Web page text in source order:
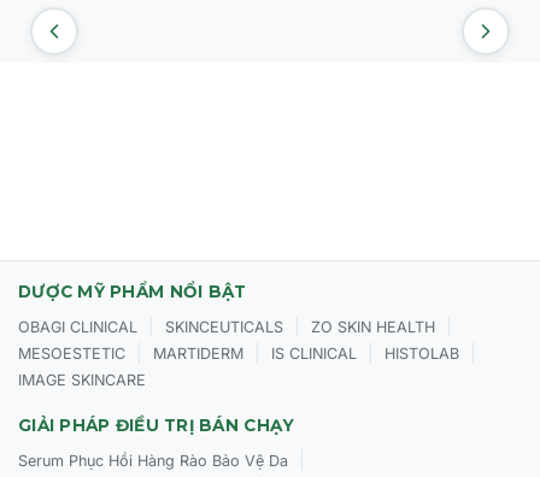
DƯỢC MỸ PHẨM NỔI BẬT
OBAGI CLINICAL SKINCEUTICALS ZO SKIN HEALTH
MESOESTETIC MARTIDERM IS CLINICAL HISTOLAB
IMAGE SKINCARE
GIẢI PHÁP ĐIỀU TRỊ BÁN CHẠY
Serum Phục Hồi Hàng Rào Bảo Vệ Da